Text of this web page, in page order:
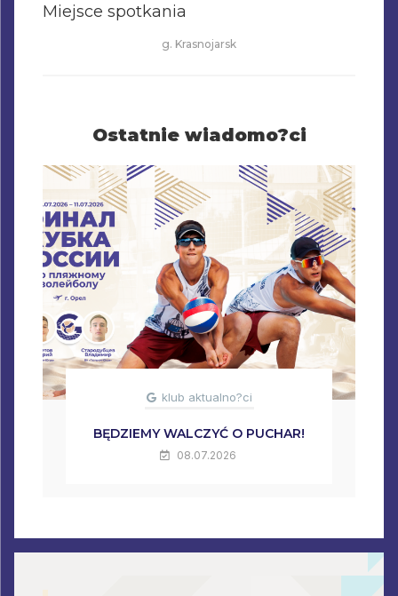
Miejsce spotkania
g. Krasnojarsk
Ostatnie wiadomo?ci
klub aktualno?ci
BĘDZIEMY WALCZYĆ O PUCHAR!
08.07.2026